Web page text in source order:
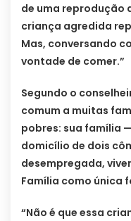
de uma reprodução
criança agredida
Mas, conversando
vontade de comer.”
Segundo o
comum a muitas
pobres: sua família
domicílio de dois
desempregada,
Família como única
“Não é que essa